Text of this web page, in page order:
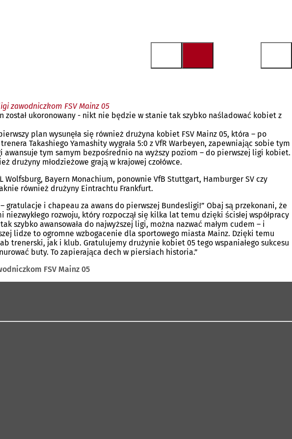
zawodniczkom FSV Mainz 05
ukoronowany - nikt nie będzie w stanie tak szybko naśladować kobiet z
plan wysunęła się również drużyna kobiet FSV Mainz 05, która – po
Takashiego Yamashity wygrała 5:0 z VfR Warbeyen, zapewniając sobie tym
tym samym bezpośrednio na wyższy poziom – do pierwszej ligi kobiet.
drużyny młodzieżowe grają w krajowej czołówce.
Bayern Monachium, ponownie VfB Stuttgart, Hamburger SV czy
również drużyny Eintrachtu Frankfurt.
i chapeau za awans do pierwszej Bundesligi!” Obaj są przekonani, że
rozwoju, który rozpoczął się kilka lat temu dzięki ścisłej współpracy
szybko awansowała do najwyższej ligi, można nazwać małym cudem – i
lidze to ogromne wzbogacenie dla sportowego miasta Mainz. Dzięki temu
trenerski, jak i klub. Gratulujemy drużynie kobiet 05 tego wspaniałego sukcesu
buty. To zapierająca dech w piersiach historia.”
FSV Mainz 05